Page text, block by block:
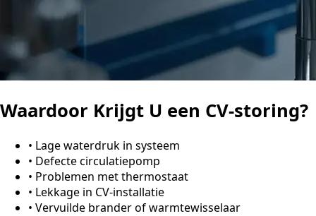
Waardoor Krijgt U een CV-storing?
• Lage waterdruk in systeem
• Defecte circulatiepomp
• Problemen met thermostaat
• Lekkage in CV-installatie
• Vervuilde brander of warmtewisselaar